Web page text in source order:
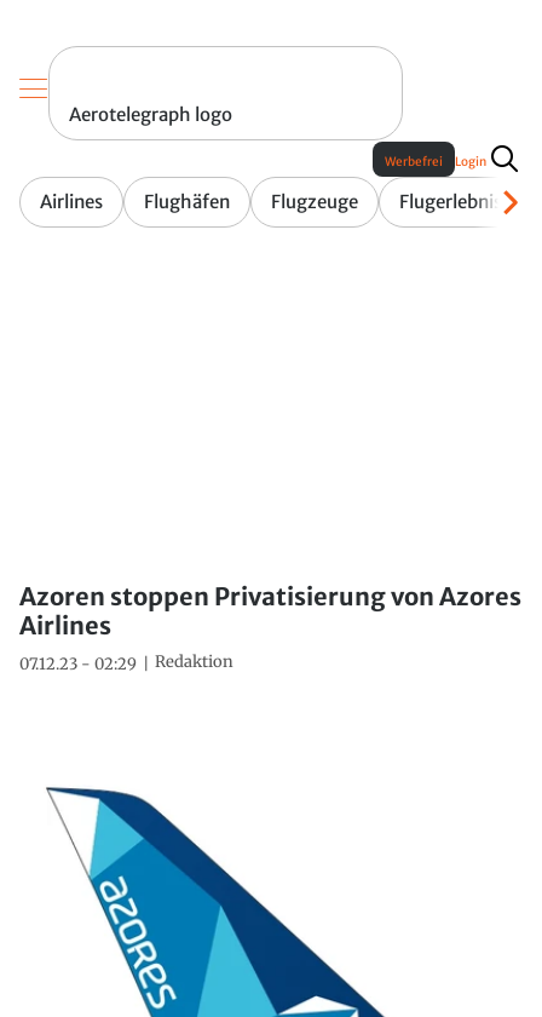
Aerotelegraph logo
Airlines Flughäfen Flugzeuge Flugerlebnis
Werbefrei Login
Azoren stoppen Privatisierung von Azores
Airlines
07.12.23 - 02:29 Redaktion